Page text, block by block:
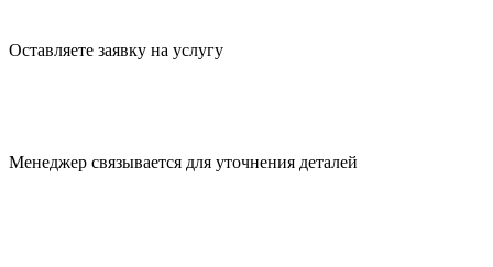
Оставляете заявку на услугу
Менеджер связывается для уточнения деталей